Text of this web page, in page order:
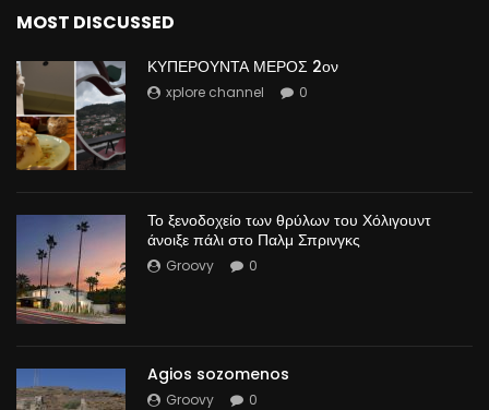
MOST DISCUSSED
ΚΥΠΕΡΟΥΝΤΑ ΜΕΡΟΣ 2ον
xplore channel 0
Το ξενοδοχείο των θρύλων του Χόλιγουντ
άνοιξε πάλι στο Παλμ Σπρινγκς
Groovy 0
Agios sozomenos
Groovy 0